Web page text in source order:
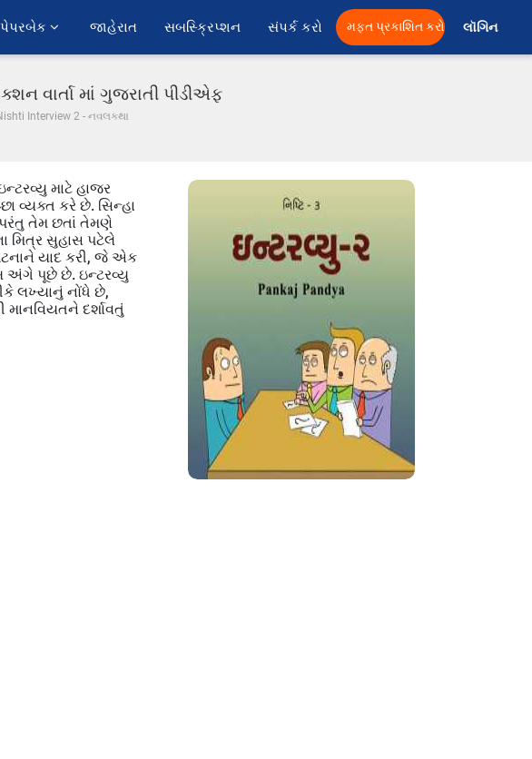
પેપરબેક જાહેરાત સબસ્ક્રિપ્શન સંપર્ક કરો મફત પ્રકાશિત કરો લૉગિન
વાર્તા માં ગુજરાતી પીડીએફ
Nishti Interview 2 - નવલકથા
માટે હાજર
વ્યક્ત કરે છે. સિન્હા
તેમ છતાં તેમણે
મિત્ર સુહાસ પટેલે
યાદ કરી, જે એક
અંગે પૂછે છે. ઇન્ટરવ્યુ
લખ્યાનું નોંધે છે,
દર્શાવતું